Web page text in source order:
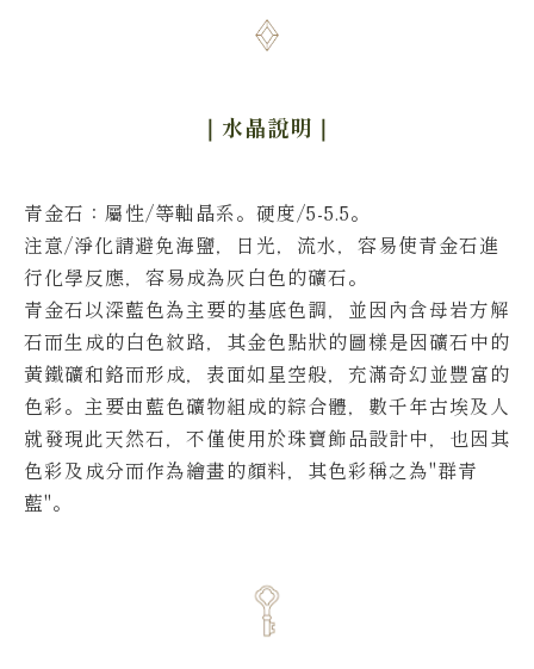
｜水晶說明 ｜
青金石：屬性/等軸晶系。 硬度/5-5.5。
注意/淨化請避免海鹽，日光，流水，容易使青金石進
行化學反應，容易成為灰白色的礦石。
青金石以深藍色為主要的基底色調，並因內含母岩方解
石而生成的白色紋路，其金色點狀的圖樣是因礦石中的
黃鐵礦和鉻而形成，表面如星空般，充滿奇幻並豐富的
色彩。 主要由藍色礦物組成的綜合體，數千年古埃及人
就發現此天然石，不僅使用於珠寶飾品設計中，也因其
色彩及成分而作為繪畫的顏料，其色彩稱之為"群青
藍"。